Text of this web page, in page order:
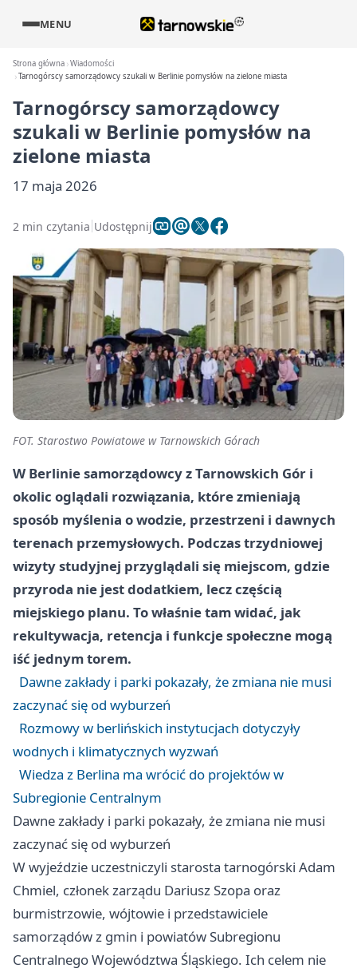
MENU
Strona główna Wiadomości
Tarnogórscy samorządowcy szukali w Berlinie pomysłów na zielone miasta
Tarnogórscy samorządowcy
szukali w Berlinie pomysłów na
zielone miasta
17 maja 2026
2 min czytania Udostępnij
FOT. Starostwo Powiatowe w Tarnowskich Górach
W Berlinie samorządowcy z Tarnowskich Gór i
okolic oglądali rozwiązania, które zmieniają
sposób myślenia o wodzie, przestrzeni i dawnych
terenach przemysłowych. Podczas trzydniowej
wizyty studyjnej przyglądali się miejscom, gdzie
przyroda nie jest dodatkiem, lecz częścią
miejskiego planu. To właśnie tam widać, jak
rekultywacja, retencja i funkcje społeczne mogą
iść jednym torem.
Dawne zakłady i parki pokazały, że zmiana nie musi
zaczynać się od wyburzeń
Rozmowy w berlińskich instytucjach dotyczyły
wodnych i klimatycznych wyzwań
Wiedza z Berlina ma wrócić do projektów w
Subregionie Centralnym
Dawne zakłady i parki pokazały, że zmiana nie musi
zaczynać się od wyburzeń
W wyjeździe uczestniczyli starosta tarnogórski Adam
Chmiel, członek zarządu Dariusz Szopa oraz
burmistrzowie, wójtowie i przedstawiciele
samorządów z gmin i powiatów Subregionu
Centralnego Województwa Śląskiego. Ich celem nie